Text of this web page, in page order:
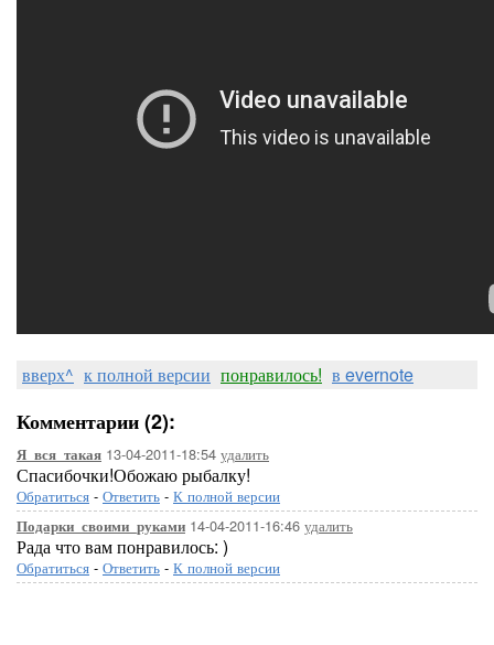
вверх^ к полной версии понравилось! в evernote
Комментарии (2):
Я_вся_такая 13-04-2011-18:54 удалить
Спасибочки!Обожаю рыбалку!
Обратиться - Ответить - К полной версии
Подарки_своими_руками 14-04-2011-16:46 удалить
Рада что вам понравилось: )
Обратиться - Ответить - К полной версии